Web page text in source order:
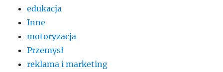
edukacja
Inne
motoryzacja
Przemysł
reklama i marketing